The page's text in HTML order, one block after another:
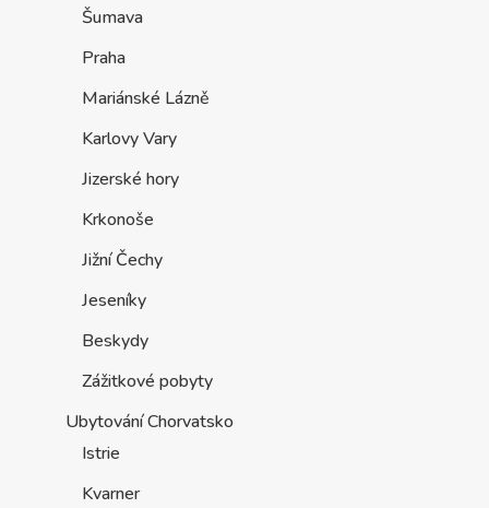
Šumava
Praha
Mariánské Lázně
Karlovy Vary
Jizerské hory
Krkonoše
Jižní Čechy
Jeseníky
Beskydy
Zážitkové pobyty
Ubytování Chorvatsko
Istrie
Kvarner